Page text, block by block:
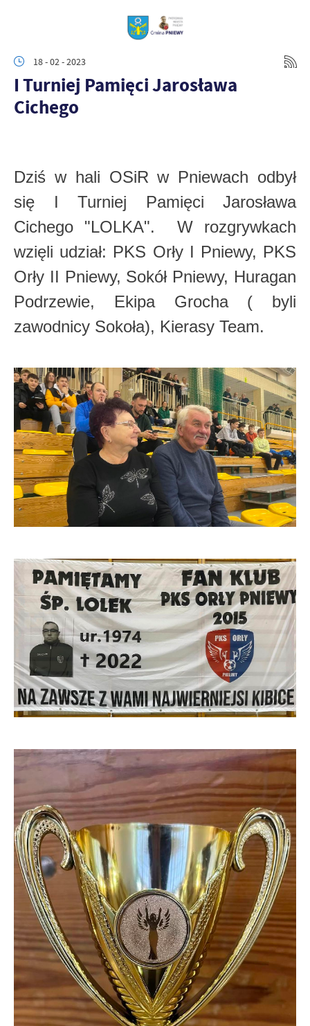
18 - 02 - 2023
I Turniej Pamięci Jarosława
Cichego
Dziś w hali OSiR w Pniewach odbył
się I Turniej Pamięci Jarosława
Cichego "LOLKA". W rozgrywkach
wzięli udział: PKS Orły I Pniewy, PKS
Orły II Pniewy, Sokół Pniewy, Huragan
Podrzewie, Ekipa Grocha ( byli
zawodnicy Sokoła), Kierasy Team.